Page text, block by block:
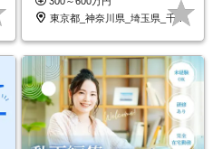
東京都_神奈川県_埼玉県_千葉県_大阪府…